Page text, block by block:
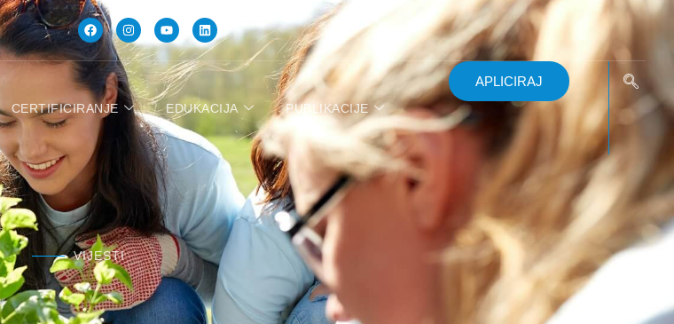
CERTIFICIRANJE EDUKACIJA PUBLIKACIJE
APLICIRAJ
VIJESTI